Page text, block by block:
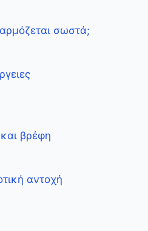
σωστά;
και βρέφη
αντοχή